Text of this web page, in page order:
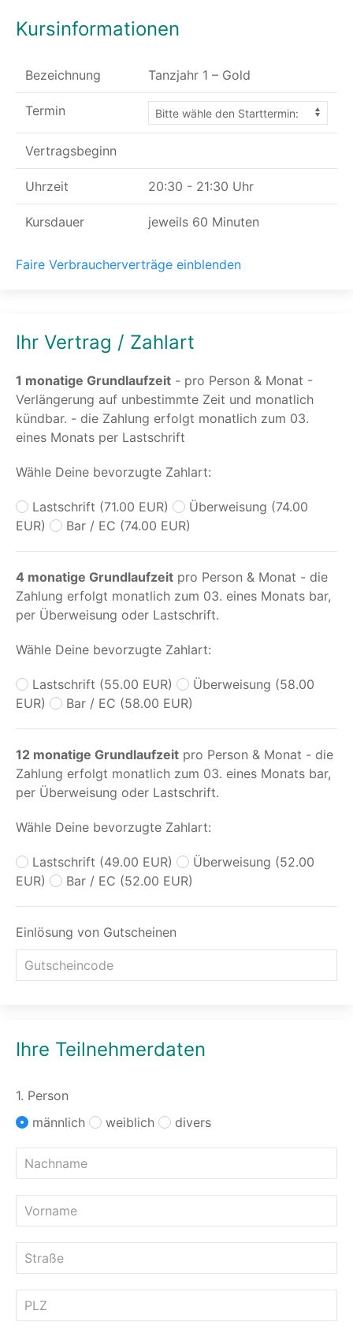
Kursinformationen
Bezeichnung Tanzjahr 1 – Gold
Termin
Vertragsbeginn
Uhrzeit 20:30 - 21:30 Uhr
Kursdauer jeweils 60 Minuten
Faire Verbraucherverträge einblenden
Ihr Vertrag / Zahlart
1 monatige Grundlaufzeit - pro Person & Monat -
Verlängerung auf unbestimmte Zeit und monatlich
kündbar. - die Zahlung erfolgt monatlich zum 03.
eines Monats per Lastschrift
Wähle Deine bevorzugte Zahlart:
Lastschrift (71.00 EUR)
Überweisung (74.00
EUR)
Bar / EC (74.00 EUR)
4 monatige Grundlaufzeit pro Person & Monat - die
Zahlung erfolgt monatlich zum 03. eines Monats bar,
per Überweisung oder Lastschrift.
Wähle Deine bevorzugte Zahlart:
Lastschrift (55.00 EUR)
Überweisung (58.00
EUR)
Bar / EC (58.00 EUR)
12 monatige Grundlaufzeit pro Person & Monat - die
Zahlung erfolgt monatlich zum 03. eines Monats bar,
per Überweisung oder Lastschrift.
Wähle Deine bevorzugte Zahlart:
Lastschrift (49.00 EUR)
Überweisung (52.00
EUR)
Bar / EC (52.00 EUR)
Einlösung von Gutscheinen
Ihre Teilnehmerdaten
1. Person
männlich
weiblich divers